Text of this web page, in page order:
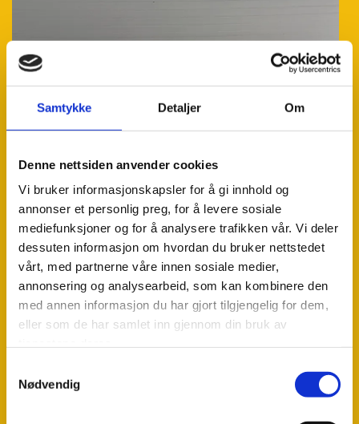
Samtykke Detaljer Om
Denne nettsiden anvender cookies
Vi bruker informasjonskapsler for å gi innhold og
annonser et personlig preg, for å levere sosiale
mediefunksjoner og for å analysere trafikken vår. Vi deler
dessuten informasjon om hvordan du bruker nettstedet
vårt, med partnerne våre innen sosiale medier,
annonsering og analysearbeid, som kan kombinere den
med annen informasjon du har gjort tilgjengelig for dem,
eller som de har samlet inn gjennom din bruk av
Nødvendig